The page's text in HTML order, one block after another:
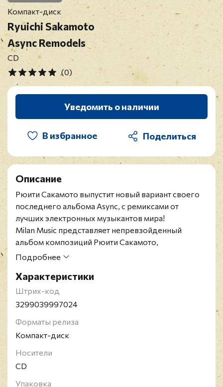
Компакт-диск
Ryuichi Sakamoto
Async Remodels
CD
(0)
Уведомить о наличии
В избранное
Описание
Рюити Сакамото выпустит новый вариант своего
последнего альбома Async, с ремиксами от
лучших электронных музыкантов мира!
Milan Music представляет непревзойденный
альбом композиций Рюити Сакамото,
ремикшированных лучшими электронными
двукратный лауреат премии "Золотой глобус",
лауреат премии "Грэмми", Сакамото наряду со
своими работами в кино, создавал интригующие
Дэвид Силвиан, Игги Поп, Тони Уильямс, Бутси
Коллинс, Jaques Morelenbaum и многими другими.
После успешного релиза своего альбома "async" в
августе этого года, первого студийного альбома
Подробнее
Характеристики
Штрих-код
3299039997024
Форматы релиза
Компакт-диск
Носители
CD
Упаковка